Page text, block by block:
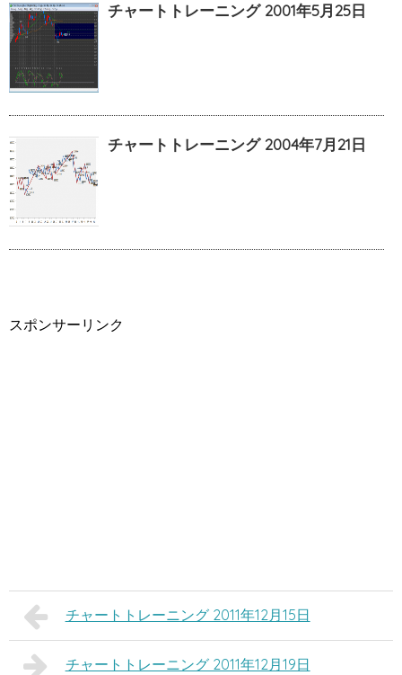
チャートトレーニング 2001年5月25日
チャートトレーニング 2004年7月21日
スポンサーリンク
チャートトレーニング 2011年12月15日
チャートトレーニング 2011年12月19日